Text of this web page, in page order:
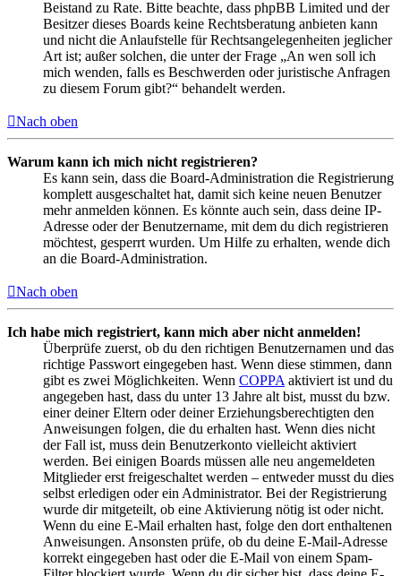
Beistand zu Rate. Bitte beachte, dass phpBB Limited und der
Besitzer dieses Boards keine Rechtsberatung anbieten kann
und nicht die Anlaufstelle für Rechtsangelegenheiten jeglicher
Art ist; außer solchen, die unter der Frage „An wen soll ich
mich wenden, falls es Beschwerden oder juristische Anfragen
zu diesem Forum gibt?“ behandelt werden.
Nach oben
Warum kann ich mich nicht registrieren?
Es kann sein, dass die Board-Administration die Registrierung
komplett ausgeschaltet hat, damit sich keine neuen Benutzer
mehr anmelden können. Es könnte auch sein, dass deine IP-
Adresse oder der Benutzername, mit dem du dich registrieren
möchtest, gesperrt wurden. Um Hilfe zu erhalten, wende dich
an die Board-Administration.
Nach oben
Ich habe mich registriert, kann mich aber nicht anmelden!
Überprüfe zuerst, ob du den richtigen Benutzernamen und das
richtige Passwort eingegeben hast. Wenn diese stimmen, dann
gibt es zwei Möglichkeiten. Wenn COPPA aktiviert ist und du
angegeben hast, dass du unter 13 Jahre alt bist, musst du bzw.
einer deiner Eltern oder deiner Erziehungsberechtigten den
Anweisungen folgen, die du erhalten hast. Wenn dies nicht
der Fall ist, muss dein Benutzerkonto vielleicht aktiviert
werden. Bei einigen Boards müssen alle neu angemeldeten
Mitglieder erst freigeschaltet werden – entweder musst du dies
selbst erledigen oder ein Administrator. Bei der Registrierung
wurde dir mitgeteilt, ob eine Aktivierung nötig ist oder nicht.
Wenn du eine E-Mail erhalten hast, folge den dort enthaltenen
Anweisungen. Ansonsten prüfe, ob du deine E-Mail-Adresse
korrekt eingegeben hast oder die E-Mail von einem Spam-